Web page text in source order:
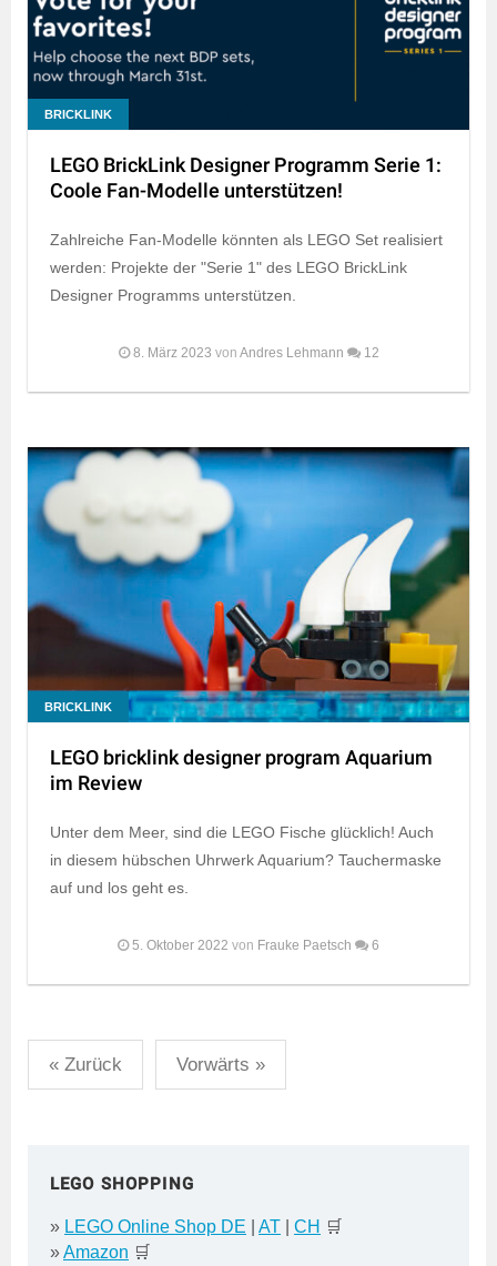
BRICKLINK
LEGO BrickLink Designer Programm Serie 1:
Coole Fan-Modelle unterstützen!
Zahlreiche Fan-Modelle könnten als LEGO Set realisiert
werden: Projekte der "Serie 1" des LEGO BrickLink
Designer Programms unterstützen.
8. März 2023 von Andres Lehmann 12
BRICKLINK
LEGO bricklink designer program Aquarium
im Review
Unter dem Meer, sind die LEGO Fische glücklich! Auch
in diesem hübschen Uhrwerk Aquarium? Tauchermaske
auf und los geht es.
5. Oktober 2022 von Frauke Paetsch 6
Seitennummerierung
der
« Zurück Vorwärts »
LEGO SHOPPING
» LEGO Online Shop DE AT CH 🛒
»Amazon 🛒